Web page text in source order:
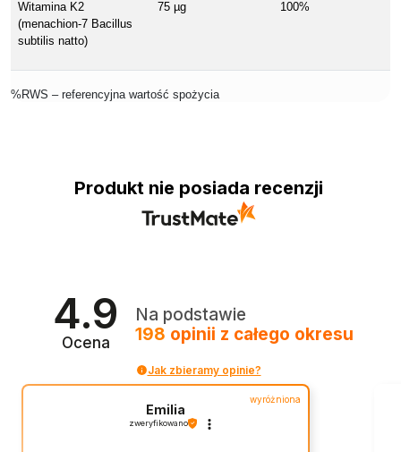
Witamina K2
(menachion-7 Bacillus
subtilis natto)
75 µg 100%
%RWS – referencyjna wartość spożycia
Produkt nie posiada recenzji
4.9
Ocena
Na podstawie
198 opinii z całego okresu
Jak zbieramy opinie?
wyróżniona
Emilia
zweryfikowano